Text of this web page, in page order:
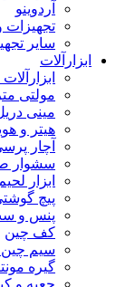
آردوینو
تجهیزات
سایر
ابزارآلات
مولتی متر
مینی
هیتر و
آچار
سشوار
ابزار
پیچ
پنس و
کف چین
سیم
گیره
جعبه و